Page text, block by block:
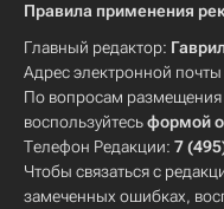
Правила применения
Главный редактор:
Адрес электронной
По вопросам
воспользуйтесьформой
Телефон Редакции: 7
Чтобы связаться с
замеченных ошибках,